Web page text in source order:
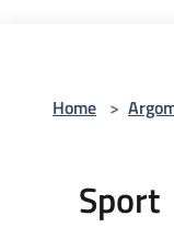
Home >
Sport